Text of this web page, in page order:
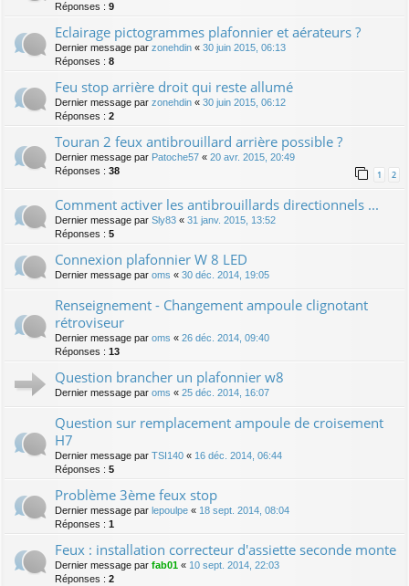
Réponses : 9
Eclairage pictogrammes plafonnier et aérateurs ?
Dernier message par zonehdin « 30 juin 2015, 06:13
Réponses : 8
Feu stop arrière droit qui reste allumé
Dernier message par zonehdin « 30 juin 2015, 06:12
Réponses : 2
Touran 2 feux antibrouillard arrière possible ?
Dernier message par Patoche57 « 20 avr. 2015, 20:49
Réponses : 38 1 2
Comment activer les antibrouillards directionnels ...
Dernier message par Sly83 « 31 janv. 2015, 13:52
Réponses : 5
Connexion plafonnier W 8 LED
Dernier message par oms « 30 déc. 2014, 19:05
Renseignement - Changement ampoule clignotant
rétroviseur
Dernier message par oms « 26 déc. 2014, 09:40
Réponses : 13
Question brancher un plafonnier w8
Dernier message par oms « 25 déc. 2014, 16:07
Question sur remplacement ampoule de croisement
H7
Dernier message par TSI140 « 16 déc. 2014, 06:44
Réponses : 5
Problème 3ème feux stop
Dernier message par lepoulpe « 18 sept. 2014, 08:04
Réponses : 1
Feux : installation correcteur d'assiette seconde monte
Dernier message par fab01 « 10 sept. 2014, 22:03
Réponses : 2